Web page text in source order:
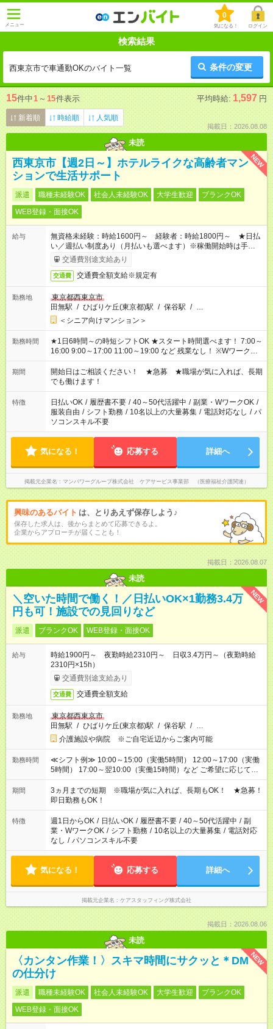
メニュー
0
気になる！ ログイン
検索結果
西東京市で車通勤OKのバイト一覧 条件の変更
15件中1 ～ 15件表示 平均時給: 1,597 円
新着順 時給順 人気順
掲載日：2026.08.08
未読
NEW
西東京市【週2日～】ホテルライクな高齢者マン
ションで生活サポート
派遣 職種未経験OK 社会人未経験OK 大学生歓迎
ブランクOK
WEB登録・面接OK
給与
無資格未経験：時給1600円～ 経験者：時給1800円～ ★日払
い／週払い制度あり（月払いも選べます）※稼働開始時は手続き
完了次第のお支払いとなります。
交通費別途支給あり
交通費 交通費全額支給※規定有
勤務地
東京都西東京市
田無駅 / ひばりケ丘(東京都)駅 / 保谷駅 / …
＜シニア向けマンション＞
勤務時間
★1日6時間～の時短シフトOK ★スタート時間選べます！ 7:00～
16:00 9:00～17:00 11:00～19:00 など 残業なし！ ※Wワークの
場合、他のお仕事と合わせ週40時間超の就業はご案内できませ
ん ※法令に基づき、週20時間以上勤務は社会保険への加入対象
となります ※労働者派遣法（日雇い派遣の原則禁止）により、
短時間・短期間の就業はご案内が難しい場合があります
期間
開始日はご相談ください！ ★急募 ★職場が気に入れば、長期
でも働けます！
特徴 日払いOK / 履歴書不要 / 40～50代活躍中 / 副業・WワークOK /
服装自由 / シフト勤務 / 10名以上の大量募集 / 電話対応なし / パ
ソコンスキル不要
気になる！ 応募する 詳細へ
掲載元企業名 マンパワーグループ株式会社 ケアサービス事業部 （医療福祉介護関連）
興味のあるバイト は、とりあえず保存しよう♪
保存した求人は、後からまとめて応募できるよ。
企業からアプローチが届くことも！
掲載日：2026.08.07
未読
NEW
＼空いた時間で働く！／日払いOK×1勤務3.4万
円も可！施設での見回りなど
派遣 ブランクOK WEB登録・面接OK
給与
時給1900円～ 夜勤時給2310円～ 日収3.4万円～（夜勤時給
2310円×15h）
交通費別途支給あり
交通費 交通費全額支給
勤務地
東京都西東京市
田無駅 / ひばりケ丘(東京都)駅 / 保谷駅 / …
介護施設や病院 ※ご自宅近辺からご案内可能
勤務時間
≪シフト例≫ 10:00～15:00（実働5時間） 12:00～17:00（実働
5時間） 17:00～翌10:00（実働15時間）など ご希望に応じて、
働く時間は調整できます！ お気軽に担当へ相談ください！
期間
3ヵ月までの短期 ※職場が気に入れば、長期もOK！ ★急募！
即日勤務もOK！
特徴 週1日からOK / 日払いOK / 履歴書不要 / 40～50代活躍中 / 副
業・WワークOK / シフト勤務 / 10名以上の大量募集 / 電話対応
なし / パソコンスキル不要
気になる！ 応募する 詳細へ
掲載元企業名 ケアスタッフィング株式会社
掲載日：2026.08.06
未読
NEW
〈カンタン作業！〉スキマ時間にサクッと＊DM
の仕分け
派遣 職種未経験OK 社会人未経験OK 大学生歓迎
ブランクOK
WEB登録・面接OK